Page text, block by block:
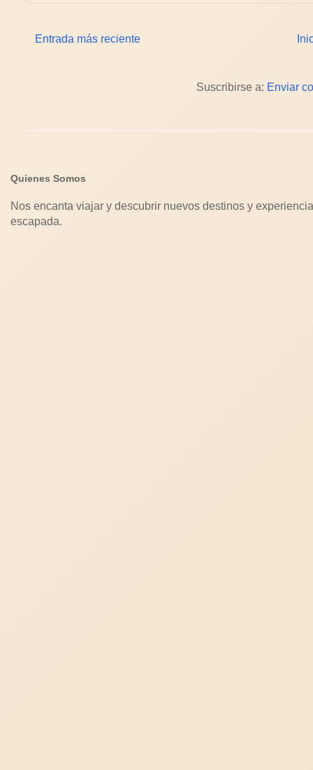
Entrada más reciente
Suscribirse a: Enviar
Quienes Somos
Nos encanta viajar y descubrir nuevos destinos y
escapada.